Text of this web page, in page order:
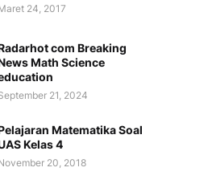
24, 2017
com Breaking
Math Science
21, 2024
Matematika Soal
Kelas 4
20, 2018